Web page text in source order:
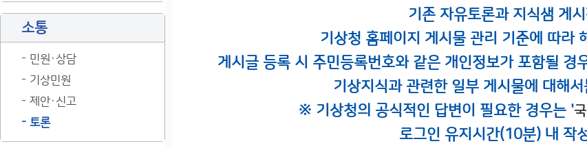
소통
민원·상담
기상민원
제안·신고
토론
기존 자유토론과 지식샘 게
기상청 홈페이지 게시물 관리 기준에 따라
게시글 등록 시 주민등록번호와 같은 개인정보가 포함될
기상지식과 관련한 일부 게시물에 대해
※ 기상청의 공식적인 답변이 필요한 경우는 '
로그인 유지시간(10분) 내 작